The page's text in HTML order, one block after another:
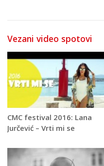
Vezani video spotovi
CMC festival 2016: Lana
Jurčević – Vrti mi se